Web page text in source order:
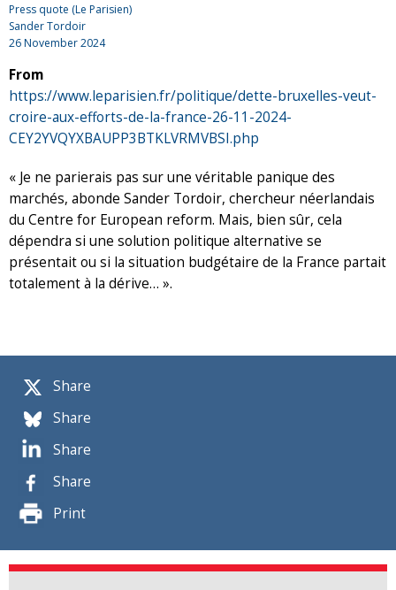
Share
Share
Share
Share
Print
Press quote (Le Parisien)
Sander Tordoir
26 November 2024
From
https://www.leparisien.fr/politique/dette-bruxelles-veut-
croire-aux-efforts-de-la-france-26-11-2024-
CEY2YVQYXBAUPP3BTKLVRMVBSI.php
« Je ne parierais pas sur une véritable panique des
marchés, abonde Sander Tordoir, chercheur néerlandais
du Centre for European reform. Mais, bien sûr, cela
dépendra si une solution politique alternative se
présentait ou si la situation budgétaire de la France partait
totalement à la dérive… ».